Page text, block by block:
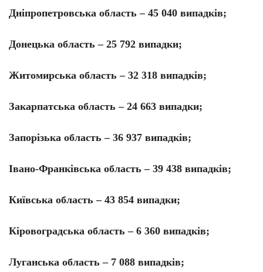
Дніпропетровська область – 45 040 випадків;
Донецька область – 25 792 випадки;
Житомирська область – 32 318 випадків;
Закарпатська область – 24 663 випадки;
Запорізька область – 36 937 випадків;
Івано-Франківська область – 39 438 випадків;
Київська область – 43 854 випадки;
Кіровоградська область – 6 360 випадків;
Луганська область – 7 088 випадків;